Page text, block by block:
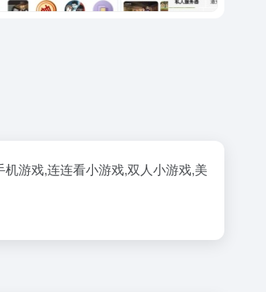
游戏,连连看小游戏,双人小游戏,美